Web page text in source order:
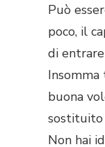
Può
poco, il
di
buona
sostituito
Non hai